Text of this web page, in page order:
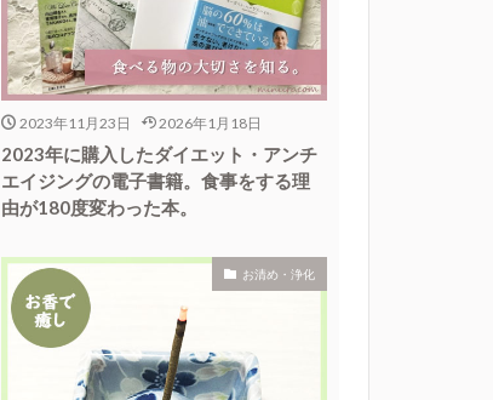
2023年11月23日 2026年1月18日
2023年に購入したダイエット・アンチ
エイジングの電子書籍。食事をする理
由が180度変わった本。
お清め・浄化